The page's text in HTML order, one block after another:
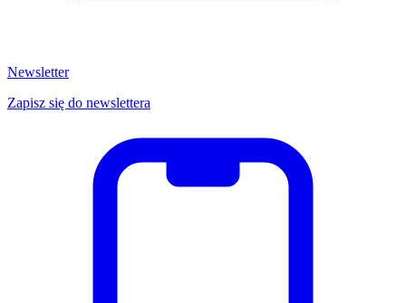
Newsletter
Zapisz się do newslettera